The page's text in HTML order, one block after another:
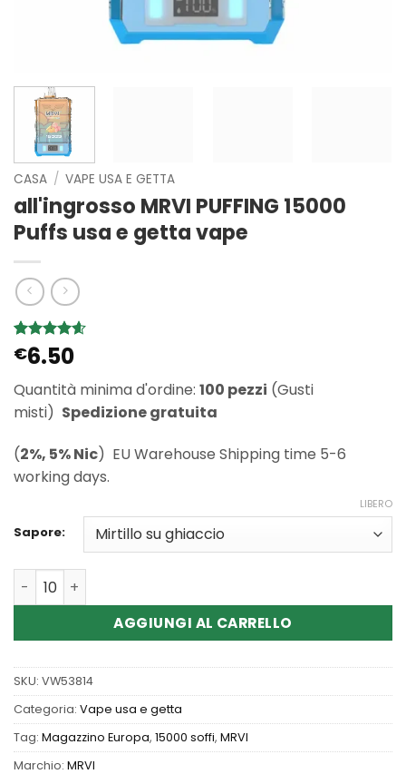
CASA / VAPE USA E GETTA
all'ingrosso MRVI PUFFING 15000
Puffs usa e getta vape
Valutato
4.6su 5
5
recensioni
€6.50
Quantità minima d'ordine: 100 pezzi (Gusti
misti) Spedizione gratuita
(2%, 5% Nic) EU Warehouse Shipping time 5-6
working days.
Sapore:
LIBERO
Quantità Wholesale MRVI PUFFING 15000 Puffs
AGGIUNGI AL CARRELLO
SKU: VW53814
Categoria: Vape usa e getta
Tag: Magazzino Europa, 15000 soffi, MRVI
Marchio: MRVI